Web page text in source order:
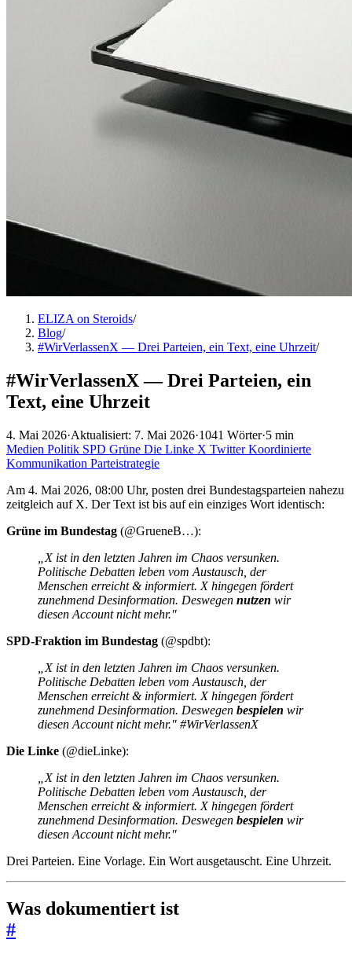
ELIZA on Steroids/
Blog/
#WirVerlassenX — Drei Parteien, ein Text, eine Uhrzeit/
#WirVerlassenX — Drei Parteien, ein
Text, eine Uhrzeit
4. Mai 2026·Aktualisiert: 7. Mai 2026·1041 Wörter·5 min
Medien Politik SPD Grüne Die Linke X TwitterKoordinierte
Kommunikation Parteistrategie
Am 4. Mai 2026, 08:00 Uhr, posten drei Bundestagsparteien nahezu
zeitgleich auf X. Der Text ist bis auf ein einziges Wort identisch:
Grüne im Bundestag (@GrueneB…):
„X ist in den letzten Jahren im Chaos versunken.
Politische Debatten leben vom Austausch, der
Menschen erreicht & informiert. X hingegen fördert
zunehmend Desinformation. Deswegen nutzen wir
diesen Account nicht mehr."
SPD-Fraktion im Bundestag (@spdbt):
„X ist in den letzten Jahren im Chaos versunken.
Politische Debatten leben vom Austausch, der
Menschen erreicht & informiert. X hingegen fördert
zunehmend Desinformation. Deswegen bespielen wir
diesen Account nicht mehr." #WirVerlassenX
Die Linke (@dieLinke):
„X ist in den letzten Jahren im Chaos versunken.
Politische Debatten leben vom Austausch, der
Menschen erreicht & informiert. X hingegen fördert
zunehmend Desinformation. Deswegen bespielen wir
diesen Account nicht mehr."
Drei Parteien. Eine Vorlage. Ein Wort ausgetauscht. Eine Uhrzeit.
Was dokumentiert ist
#